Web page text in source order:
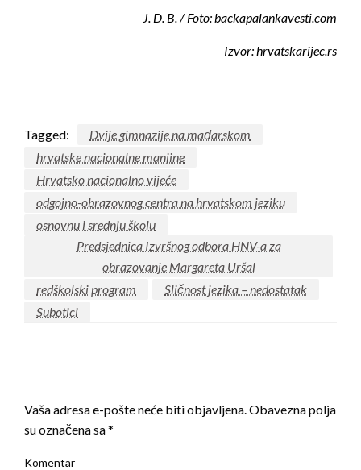
J. D. B. / Foto: backapalankavesti.com
Izvor: hrvatskarijec.rs
Tagged:
Dvije gimnazije na mađarskom
hrvatske nacionalne manjine
Hrvatsko nacionalno vijeće
odgojno-obrazovnog centra na hrvatskom jeziku
osnovnu i srednju školu
Predsjednica Izvršnog odbora HNV-a za
obrazovanje Margareta Uršal
redškolski program
Sličnost jezika – nedostatak
Subotici
Vaša adresa e-pošte neće biti objavljena.Obavezna polja
su označena sa*
Komentar